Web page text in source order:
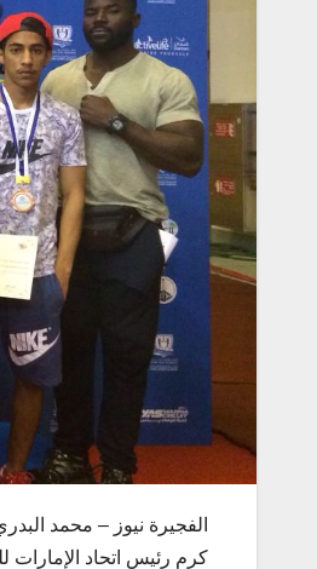
الفجيرة نيوز – محمد
كرم رئيس اتحاد الإمارات